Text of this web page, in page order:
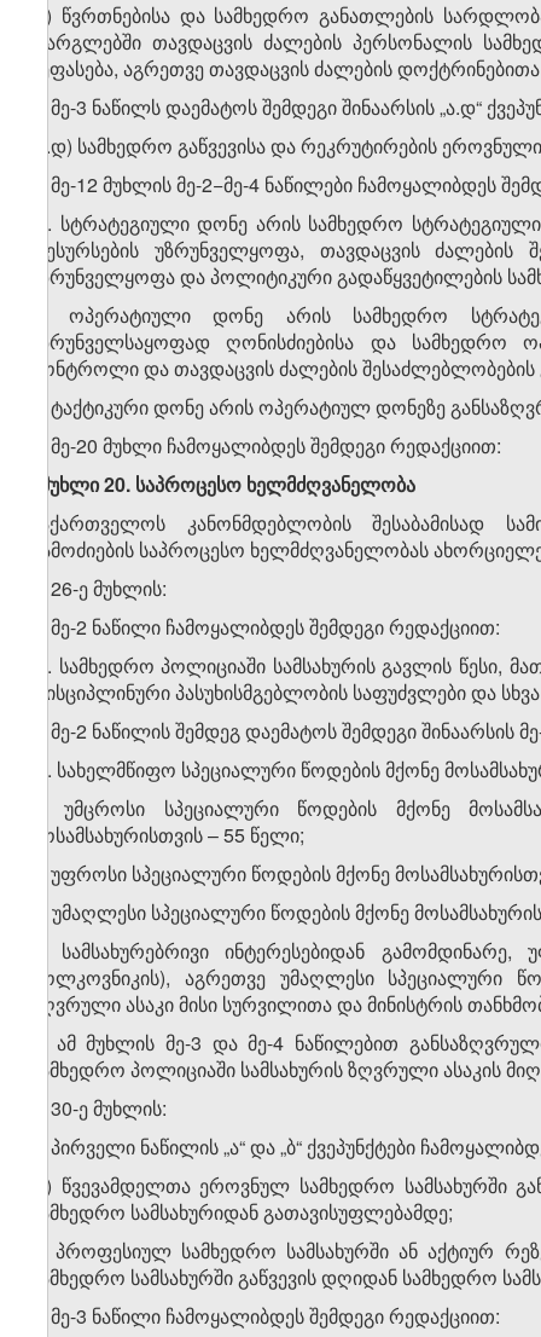
„ი) წვრთნებისა და სამხედრო განათლების
ფარგლებში თავდაცვის ძალების პერსონალის
შეფასება, აგრეთვე თავდაცვის ძალების
ბ) მე-3 ნაწილს დაემატოს შემდეგი შინაარსის „ა.დ“
„ა.დ) სამხედრო გაწვევისა და რეკრუტირების
5. მე-12 მუხლის მე-2−მე-4 ნაწილები ჩამოყალიბდეს
„2. სტრატეგიული დონე არის სამხედრო სტრატეგიული
რესურსების უზრუნველყოფა, თავდაცვის
უზრუნველყოფა და პოლიტიკური გადაწყვეტილების
3. ოპერატიული დონე არის სამხედრო
უზრუნველსაყოფად ღონისძიებისა და სამხედრო
კონტროლი და თავდაცვის ძალების
4. ტაქტიკური დონე არის ოპერატიულ დონეზე
6. მე-20 მუხლი ჩამოყალიბდეს შემდეგი რედაქციით:
„მუხლი 20. საპროცესო ხელმძღვანელობა
საქართველოს კანონმდებლობის შესაბამისად
გამოძიების საპროცესო ხელმძღვანელობას
7. 26-ე მუხლის:
ა) მე-2 ნაწილი ჩამოყალიბდეს შემდეგი რედაქციით:
„2. სამხედრო პოლიციაში სამსახურის გავლის წესი,
დისციპლინური პასუხისმგებლობის საფუძვლები და
ბ) მე-2 ნაწილის შემდეგ დაემატოს შემდეგი შინაარსის
„3. სახელმწიფო სპეციალური წოდების მქონე
ა) უმცროსი სპეციალური წოდების მქონე
მოსამსახურისთვის – 55 წელი;
ბ) უფროსი სპეციალური წოდების მქონე
გ) უმაღლესი სპეციალური წოდების მქონე
4. სამსახურებრივი ინტერესებიდან
პოლკოვნიკის), აგრეთვე უმაღლესი სპეციალური
ზღვრული ასაკი მისი სურვილითა და მინისტრის
5. ამ მუხლის მე-3 და მე-4 ნაწილებით
სამხედრო პოლიციაში სამსახურის ზღვრული ასაკის
8. 30-ე მუხლის:
ა) პირველი ნაწილის „ა“ და „ბ“ ქვეპუნქტები
„ა) წვევამდელთა ეროვნულ სამხედრო სამსახურში
სამხედრო სამსახურიდან გათავისუფლებამდე;
ბ) პროფესიულ სამხედრო სამსახურში ან აქტიურ
სამხედრო სამსახურში გაწვევის დღიდან სამხედრო
ბ) მე-3 ნაწილი ჩამოყალიბდეს შემდეგი რედაქციით: